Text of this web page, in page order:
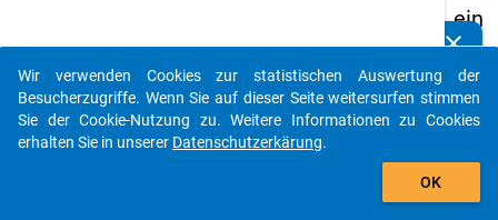
ein
-
We
stf
clear
Kennen Sie Publikationen, die auf Basis unserer
Datenpakete entstanden sind? Dann teilen Sie uns diese
bitte mit...
auto_stories
Wir verwenden Cookies zur statistischen Auswertung der
Besucherzugriffe. Wenn Sie auf dieser Seite weitersurfen stimmen
Sie der Cookie-Nutzung zu. Weitere Informationen zu Cookies
erhalten Sie in unserer Datenschutzerkärung.
OK